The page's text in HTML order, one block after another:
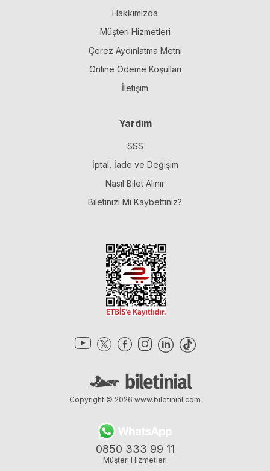
Hakkımızda
Müşteri Hizmetleri
Çerez Aydınlatma Metni
Online Ödeme Koşulları
İletişim
Yardım
SSS
İptal, İade ve Değişim
Nasıl Bilet Alınır
Biletinizi Mi Kaybettiniz?
0850 333 99 11
Müşteri Hizmetleri
Copyright © 2026 www.biletinial.com